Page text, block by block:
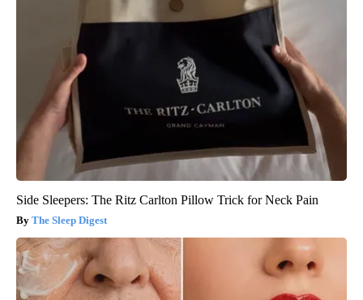
Side Sleepers: The Ritz Carlton Pillow Trick for Neck Pain
The Sleep Digest